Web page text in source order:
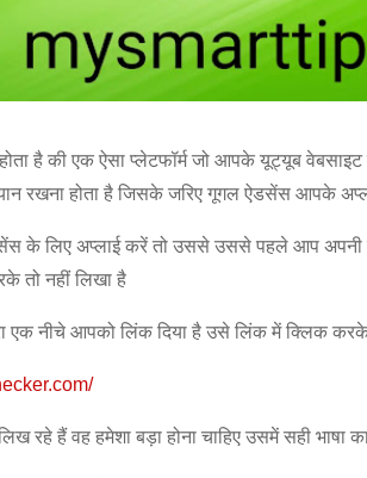
है की एक ऐसा प्लेटफॉर्म जो आपके यूट्यूब
रखना होता है जिसके जरिए गूगल ऐडसेंस आपके
के लिए अप्लाई करें तो उससे उससे पहले आप अपनी
तो नहीं लिखा है
एक नीचे आपको लिंक दिया है उसे लिंक में क्लिक
रहे हैं वह हमेशा बड़ा होना चाहिए उसमें सही भाषा